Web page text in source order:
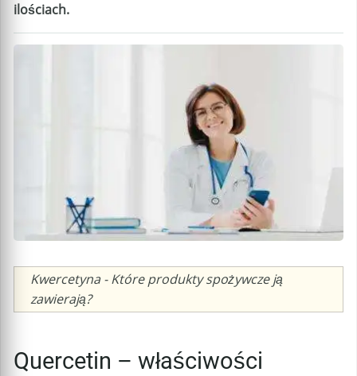
ilościach.
Caption
Kwercetyna - Które produkty spożywcze ją
zawierają?
Quercetin – właściwości